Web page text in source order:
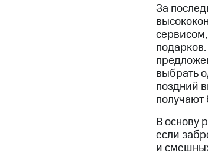
За
выбрать
поздний
получают
В основу
если
и